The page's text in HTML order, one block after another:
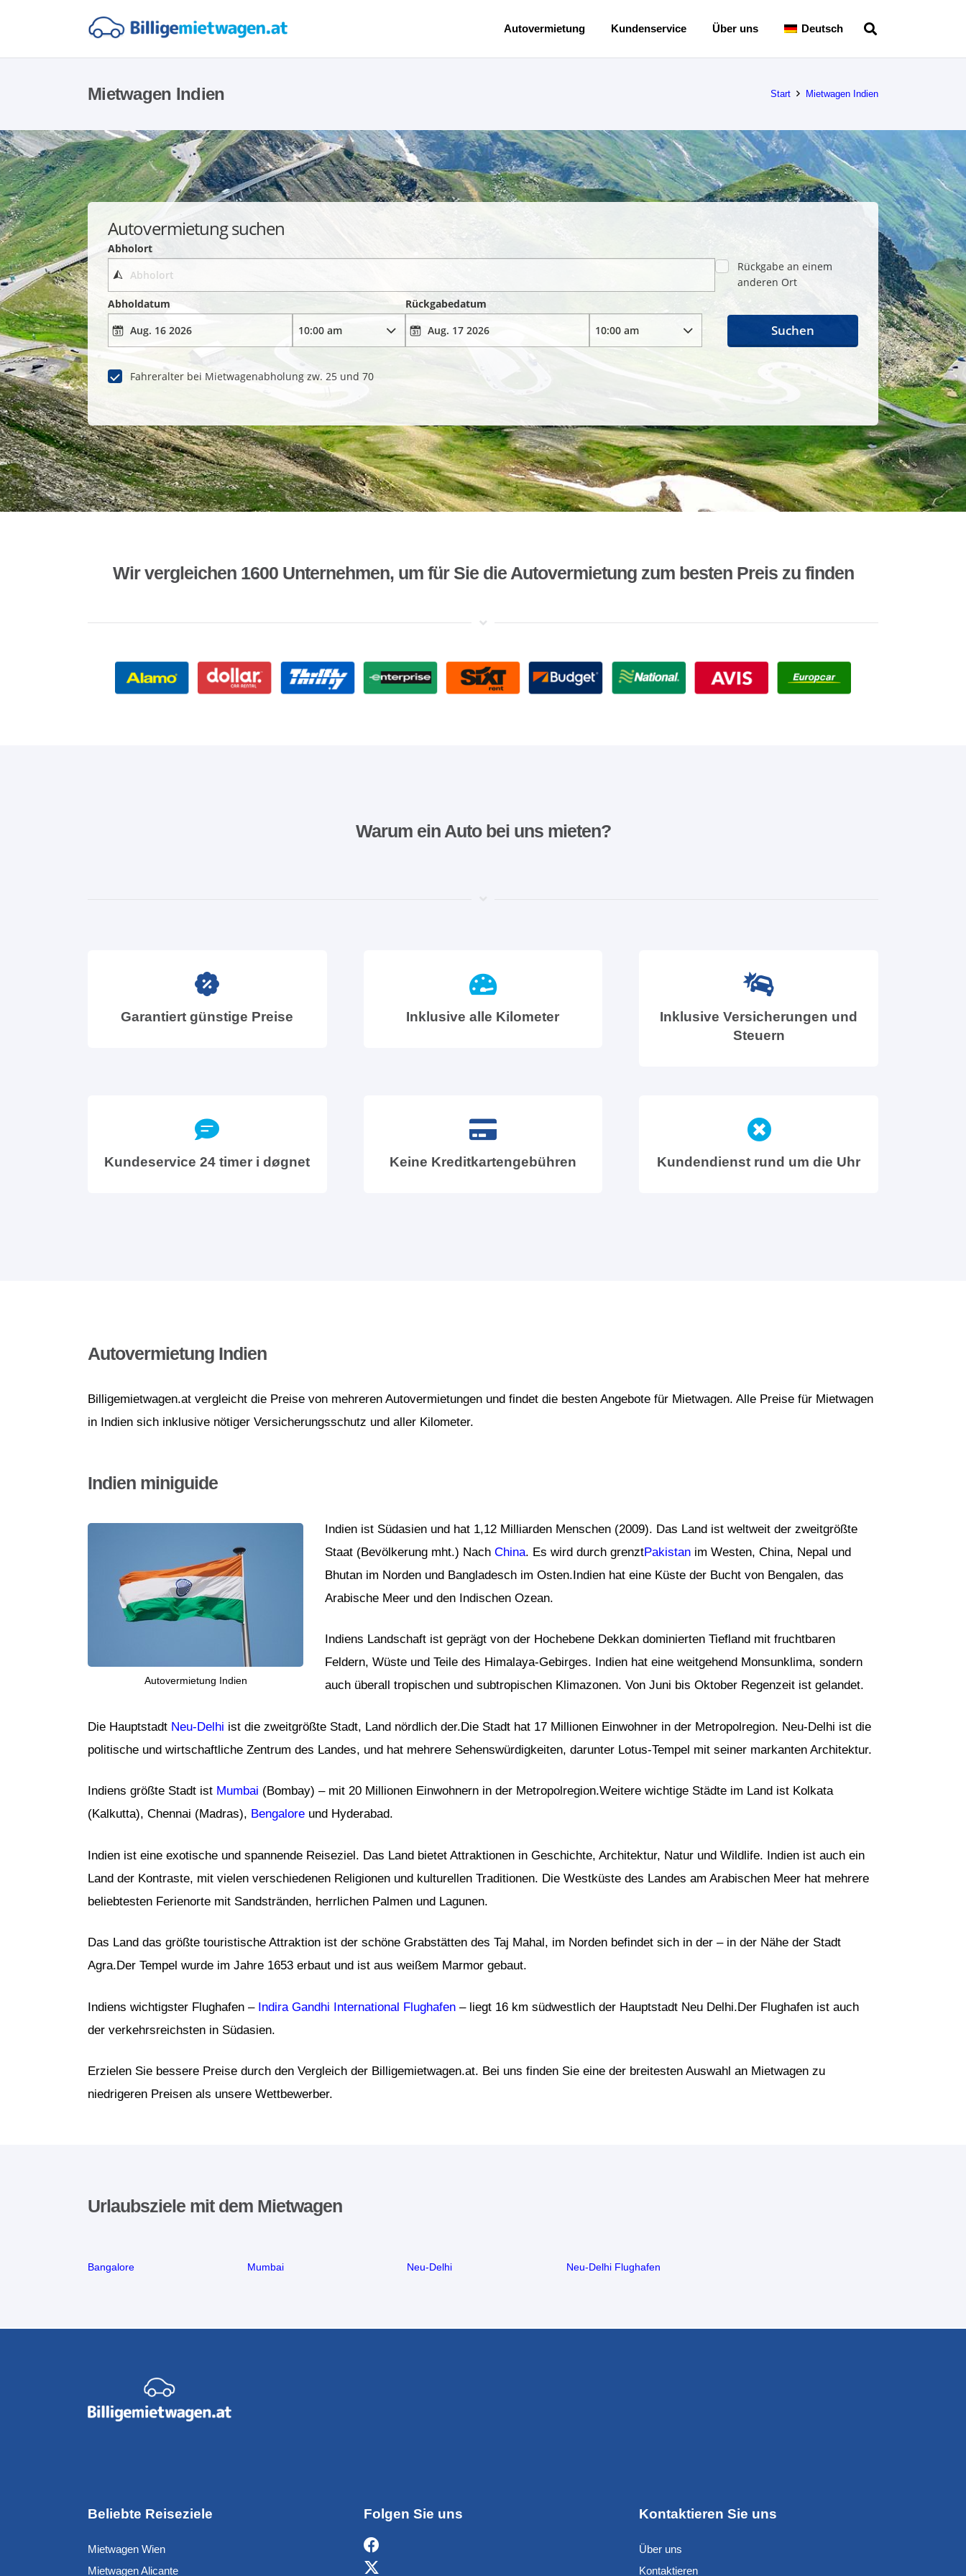
Autovermietung Kundenservice Über uns Deutsch
Mietwagen Indien Start Mietwagen Indien
Autovermietung suchen
Abholort
Rückgabe an einem
anderen Ort
Abholdatum
Rückgabedatum
Fahreralter bei Mietwagenabholung zw. 25 und 70
Suchen
Wir vergleichen 1600 Unternehmen, um für Sie die Autovermietung zum besten Preis zu finden
Warum ein Auto bei uns mieten?
Garantiert günstige Preise Inklusive alle Kilometer
Inklusive Versicherungen und
Steuern
Kundeservice 24 timer i døgnet Keine Kreditkartengebühren Kundendienst rund um die Uhr
Autovermietung Indien
Billigemietwagen.at vergleicht die Preise von mehreren Autovermietungen und findet die besten Angebote für Mietwagen. Alle Preise für Mietwagen
in Indien sich inklusive nötiger Versicherungsschutz und aller Kilometer.
Indien miniguide
Autovermietung Indien
Indien ist Südasien und hat 1,12 Milliarden Menschen (2009). Das Land ist weltweit der zweitgrößte
Staat (Bevölkerung mht.) Nach China. Es wird durch grenztPakistan im Westen, China, Nepal und
Bhutan im Norden und Bangladesch im Osten.Indien hat eine Küste der Bucht von Bengalen, das
Arabische Meer und den Indischen Ozean.
Indiens Landschaft ist geprägt von der Hochebene Dekkan dominierten Tiefland mit fruchtbaren
Feldern, Wüste und Teile des Himalaya-Gebirges. Indien hat eine weitgehend Monsunklima, sondern
auch überall tropischen und subtropischen Klimazonen. Von Juni bis Oktober Regenzeit ist gelandet.
Die Hauptstadt Neu-Delhi ist die zweitgrößte Stadt, Land nördlich der.Die Stadt hat 17 Millionen Einwohner in der Metropolregion. Neu-Delhi ist die
politische und wirtschaftliche Zentrum des Landes, und hat mehrere Sehenswürdigkeiten, darunter Lotus-Tempel mit seiner markanten Architektur.
Indiens größte Stadt ist Mumbai (Bombay) – mit 20 Millionen Einwohnern in der Metropolregion.Weitere wichtige Städte im Land ist Kolkata
(Kalkutta), Chennai (Madras), Bengalore und Hyderabad.
Indien ist eine exotische und spannende Reiseziel. Das Land bietet Attraktionen in Geschichte, Architektur, Natur und Wildlife. Indien ist auch ein
Land der Kontraste, mit vielen verschiedenen Religionen und kulturellen Traditionen. Die Westküste des Landes am Arabischen Meer hat mehrere
beliebtesten Ferienorte mit Sandstränden, herrlichen Palmen und Lagunen.
Das Land das größte touristische Attraktion ist der schöne Grabstätten des Taj Mahal, im Norden befindet sich in der – in der Nähe der Stadt
Agra.Der Tempel wurde im Jahre 1653 erbaut und ist aus weißem Marmor gebaut.
Indiens wichtigster Flughafen – Indira Gandhi International Flughafen – liegt 16 km südwestlich der Hauptstadt Neu Delhi.Der Flughafen ist auch
der verkehrsreichsten in Südasien.
Erzielen Sie bessere Preise durch den Vergleich der Billigemietwagen.at. Bei uns finden Sie eine der breitesten Auswahl an Mietwagen zu
niedrigeren Preisen als unsere Wettbewerber.
Urlaubsziele mit dem Mietwagen
Bangalore Mumbai Neu-Delhi Neu-Delhi Flughafen
Beliebte Reiseziele
Mietwagen Wien
Mietwagen Alicante
Folgen Sie uns Kontaktieren Sie uns
Über uns
Kontaktieren